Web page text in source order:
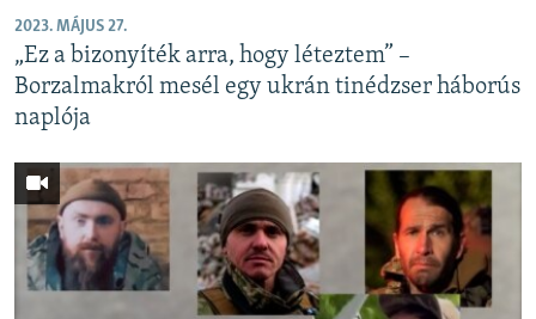
2023. MÁJUS 27.
„Ez a bizonyíték arra, hogy léteztem” –
Borzalmakról mesél egy ukrán tinédzser háborús
naplója